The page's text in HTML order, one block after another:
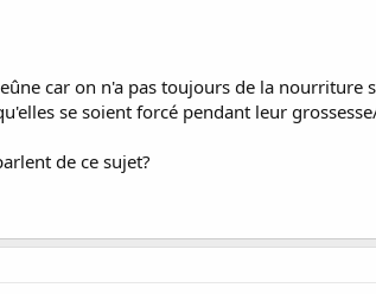
car on n'a pas toujours de la nourriture
se soient forcé pendant leur
de ce sujet?